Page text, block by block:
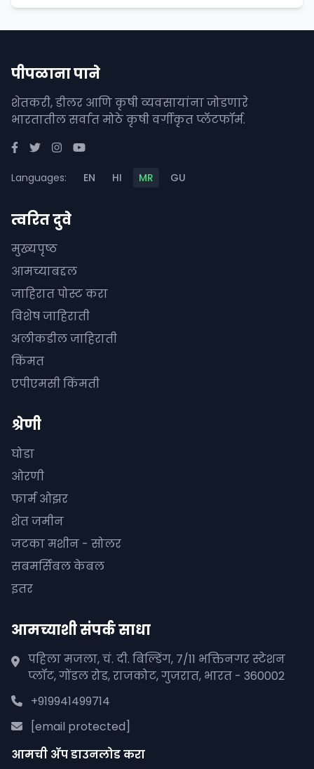
पीपळाना पाने
शेतकरी, डीलर आणि कृषी व्यवसायांना जोडणारे
भारतातील सर्वात मोठे कृषी वर्गीकृत प्लॅटफॉर्म.
Languages: EN HI MR GU
त्वरित दुवे
मुख्यपृष्ठ
आमच्याबद्दल
जाहिरात पोस्ट करा
विशेष जाहिराती
अलीकडील जाहिराती
किंमत
एपीएमसी किंमती
श्रेणी
घोडा
ओरणी
फार्म ओझर
शेत जमीन
जटका मशीन - सोलर
सबमर्सिबल केबल
इतर
आमच्याशी संपर्क साधा
पहिला मजला, चं. दी. बिल्डिंग, 7/11 भक्तिनगर स्टेशन
प्लॉट, गोंडल रोड, राजकोट, गुजरात, भारत - 360002
+919941499714
[email protected]
आमची अ‍ॅप डाउनलोड करा